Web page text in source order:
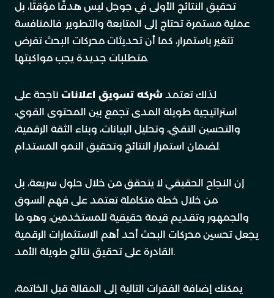
تحقيق النتائج الأولى في جوجل ليس هدفًا مؤقتًا، بل
عملية مستمرة تحتاج إلى المتابعة والتطوير. فالمنافسة
تتغير باستمرار، كما أن تحديثات محركات البحث تفرض
متطلبات جديدة يجب مواكبتها.
لذلك تعتمد شركه تسويق اعلانات ناجحة على
استراتيجية طويلة المدى تجمع بين المحتوى القوي،
والتحسين التقني، وتحليل البيانات، وبناء الثقة الرقمية،
لضمان استمرار النتائج وتحقيق النمو المستدام.
إن النجاح الحقيقي لا يتحقق من خلال حلول سريعة، بل
من خلال خطة متكاملة تعتمد على فهم السوق
والجمهور وتقديم قيمة حقيقية للمستخدمين، وهو ما
يجعل تحسين محركات البحث أحد أهم الاستثمارات الرقمية
القادرة على تحقيق نتائج طويلة الأمد.
يمكنك إضافة الفقرات التالية إلى المقالة قبل الخاتمة،